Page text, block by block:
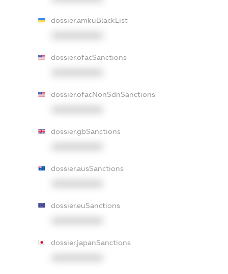
dossier.amkuBlackList
dossier.ofacSanctions
dossier.ofacNonSdnSanctions
dossier.gbSanctions
dossier.ausSanctions
dossier.euSanctions
dossier.japanSanctions